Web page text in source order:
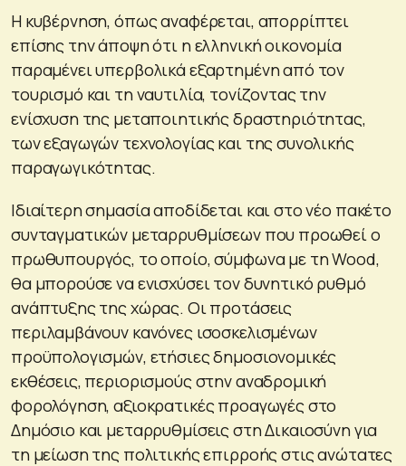
Η κυβέρνηση, όπως αναφέρεται, απορρίπτει
επίσης την άποψη ότι η ελληνική οικονομία
παραμένει υπερβολικά εξαρτημένη από τον
τουρισμό και τη ναυτιλία, τονίζοντας την
ενίσχυση της μεταποιητικής δραστηριότητας,
των εξαγωγών τεχνολογίας και της συνολικής
παραγωγικότητας.
Ιδιαίτερη σημασία αποδίδεται και στο νέο πακέτο
συνταγματικών μεταρρυθμίσεων που προωθεί ο
πρωθυπουργός, το οποίο, σύμφωνα με τη Wood,
θα μπορούσε να ενισχύσει τον δυνητικό ρυθμό
ανάπτυξης της χώρας. Οι προτάσεις
περιλαμβάνουν κανόνες ισοσκελισμένων
προϋπολογισμών, ετήσιες δημοσιονομικές
εκθέσεις, περιορισμούς στην αναδρομική
φορολόγηση, αξιοκρατικές προαγωγές στο
Δημόσιο και μεταρρυθμίσεις στη Δικαιοσύνη για
τη μείωση της πολιτικής επιρροής στις ανώτατες